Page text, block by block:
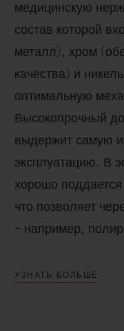
медицинскую
состав которой
металл), хром
качества) и
оптимальную
Высокопрочный
выдержит самую
эксплуатацию. В
хорошо
что позволяет
– например,
УЗНАТЬ БОЛЬШЕ